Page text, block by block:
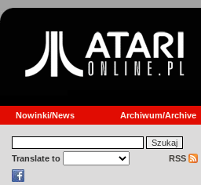
Nowinki/News Archiwum/Archive
Translate to RSS